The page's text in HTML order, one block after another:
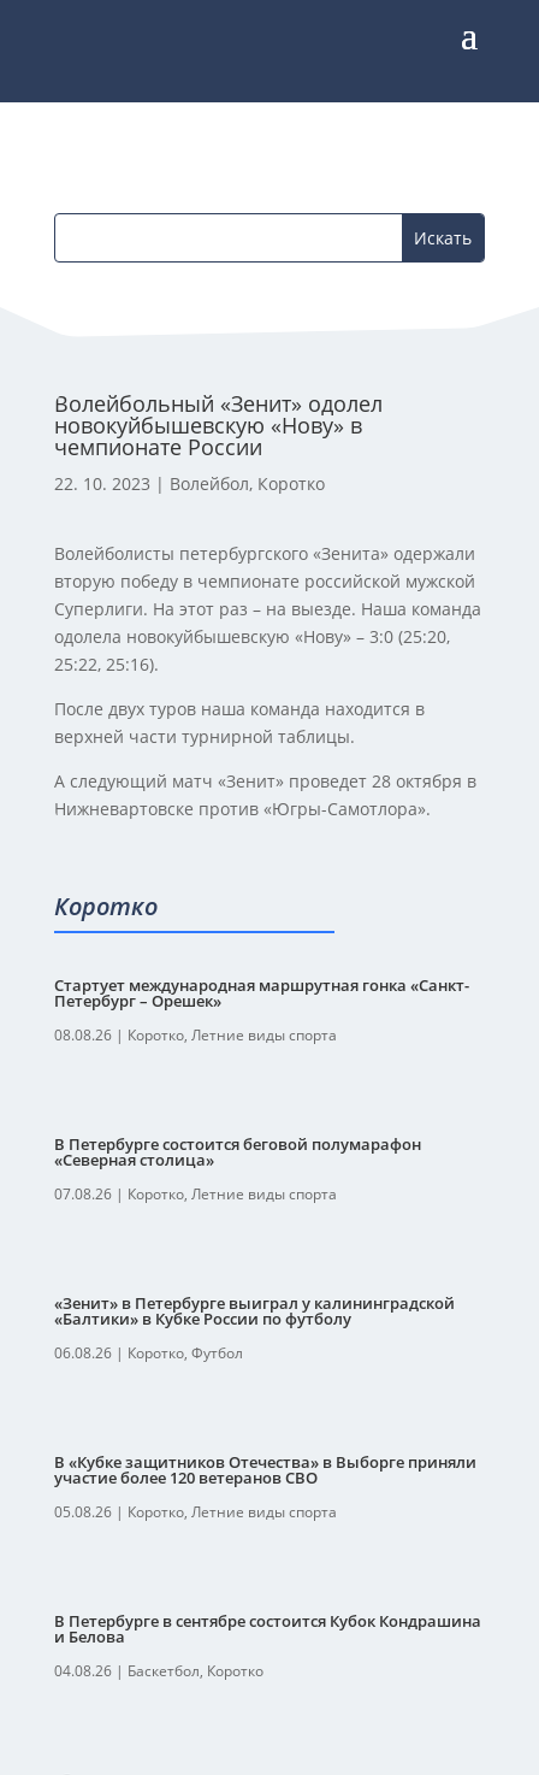
Волейбольный «Зенит» одолел
новокуйбышевскую «Нову» в
чемпионате России
22. 10. 2023 | Волейбол, Коротко
Волейболисты петербургского «Зенита» одержали
вторую победу в чемпионате российской мужской
Суперлиги. На этот раз – на выезде. Наша команда
одолела новокуйбышевскую «Нову» – 3:0 (25:20,
25:22, 25:16).
После двух туров наша команда находится в
верхней части турнирной таблицы.
А следующий матч «Зенит» проведет 28 октября в
Нижневартовске против «Югры-Самотлора».
Коротко
Стартует международная маршрутная гонка «Санкт-
Петербург – Орешек»
08.08.26| Коротко, Летние виды спорта
В Петербурге состоится беговой полумарафон
«Северная столица»
07.08.26| Коротко, Летние виды спорта
«Зенит» в Петербурге выиграл у калининградской
«Балтики» в Кубке России по футболу
06.08.26| Коротко, Футбол
В «Кубке защитников Отечества» в Выборге приняли
участие более 120 ветеранов СВО
05.08.26| Коротко, Летние виды спорта
В Петербурге в сентябре состоится Кубок Кондрашина
и Белова
04.08.26| Баскетбол, Коротко